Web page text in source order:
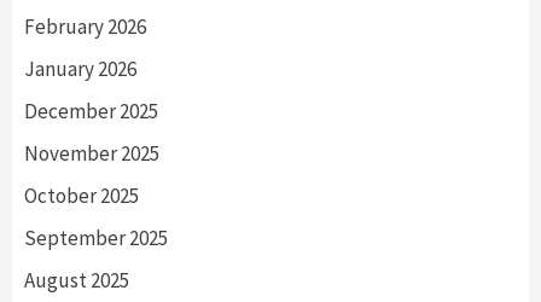
February 2026
January 2026
December 2025
November 2025
October 2025
September 2025
August 2025